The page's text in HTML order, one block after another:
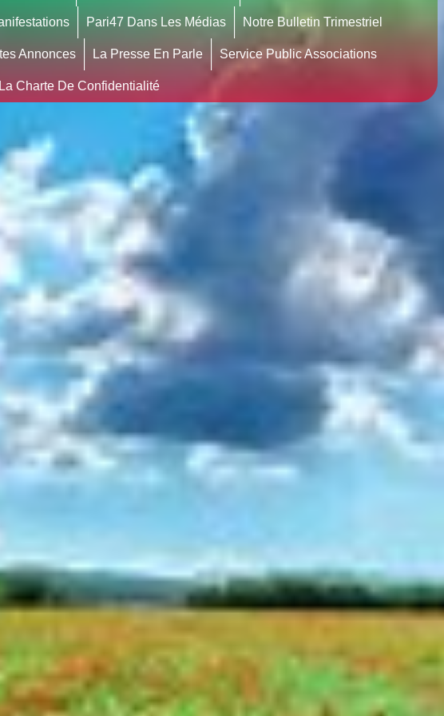
Pari47 Dans Les Médias Notre Bulletin Trimestriel
Annonces La Presse En Parle Service Public Associations
La Charte De Confidentialité